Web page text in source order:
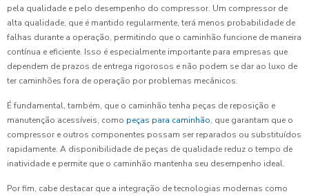
pela qualidade e pelo desempenho do compressor. Um compressor de
alta qualidade, que é mantido regularmente, terá menos probabilidade de
falhas durante a operação, permitindo que o caminhão funcione de maneira
contínua e eficiente. Isso é especialmente importante para empresas que
dependem de prazos de entrega rigorosos e não podem se dar ao luxo de
ter caminhões fora de operação por problemas mecânicos.
É fundamental, também, que o caminhão tenha peças de reposição e
manutenção acessíveis, como peças para caminhão, que garantam que o
compressor e outros componentes possam ser reparados ou substituídos
rapidamente. A disponibilidade de peças de qualidade reduz o tempo de
inatividade e permite que o caminhão mantenha seu desempenho ideal.
Por fim, cabe destacar que a integração de tecnologias modernas como